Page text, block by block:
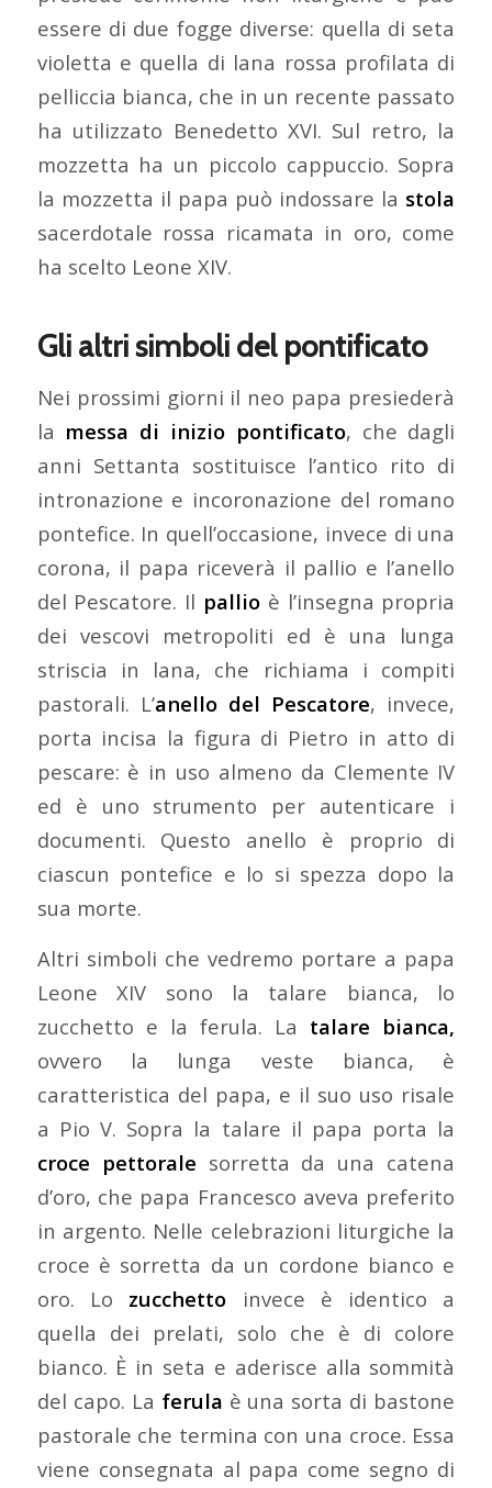
essere di due fogge diverse: quella di seta
violetta e quella di lana rossa profilata di
pelliccia bianca, che in un recente passato
ha utilizzato Benedetto XVI. Sul retro, la
mozzetta ha un piccolo cappuccio. Sopra
la mozzetta il papa può indossare la stola
sacerdotale rossa ricamata in oro, come
ha scelto Leone XIV.
Gli altri simboli del pontificato
Nei prossimi giorni il neo papa presiederà
la messa di inizio pontificato, che dagli
anni Settanta sostituisce l’antico rito di
intronazione e incoronazione del romano
pontefice. In quell’occasione, invece di una
corona, il papa riceverà il pallio e l’anello
del Pescatore. Il pallio è l’insegna propria
dei vescovi metropoliti ed è una lunga
striscia in lana, che richiama i compiti
pastorali. L’anello del Pescatore, invece,
porta incisa la figura di Pietro in atto di
pescare: è in uso almeno da Clemente IV
ed è uno strumento per autenticare i
documenti. Questo anello è proprio di
ciascun pontefice e lo si spezza dopo la
sua morte.
Altri simboli che vedremo portare a papa
Leone XIV sono la talare bianca, lo
zucchetto e la ferula. La talare bianca,
ovvero la lunga veste bianca, è
caratteristica del papa, e il suo uso risale
a Pio V. Sopra la talare il papa porta la
croce pettorale sorretta da una catena
d’oro, che papa Francesco aveva preferito
in argento. Nelle celebrazioni liturgiche la
croce è sorretta da un cordone bianco e
oro. Lo zucchetto invece è identico a
quella dei prelati, solo che è di colore
bianco. È in seta e aderisce alla sommità
del capo. La ferula è una sorta di bastone
pastorale che termina con una croce. Essa
viene consegnata al papa come segno di